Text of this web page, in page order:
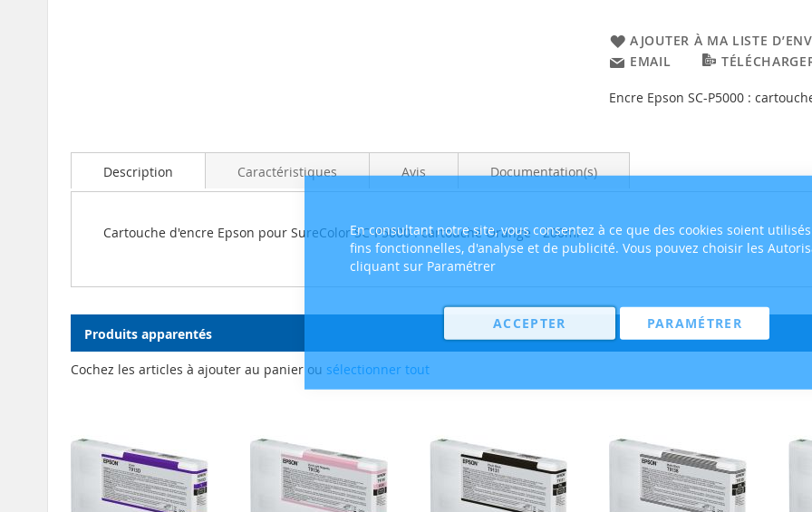
En consultant notre site, vous consentez à ce que des cookies soient
fins fonctionnelles, d'analyse et de publicité. Vous pouvez choisir les
cliquant sur Paramétrer
ACCEPTER PARAMÉTRER
AJOUTER À MA LISTE
EMAIL
Encre Epson SC-P5000 :
beginning
the
gallery
Description
Cartouche d'encre Epson pour SureColor SC-P5000 : cartouche Orange - 200ml
Caractéristiques Avis Documentation(s)
Produits apparentés
Cochez les articles à ajouter au panier ou sélectionner tout